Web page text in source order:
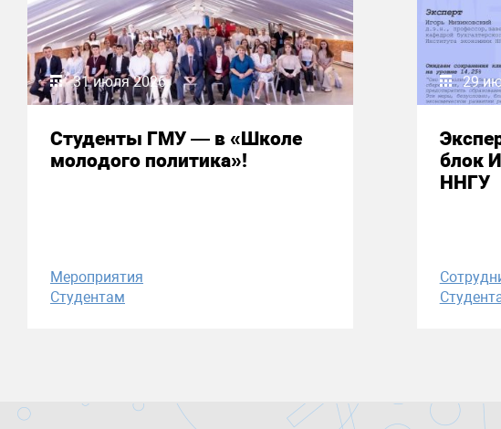
31 июля 2026
Студенты ГМУ — в «Школе
молодого политика»!
Мероприятия
Студентам
29
блок
ННГУ